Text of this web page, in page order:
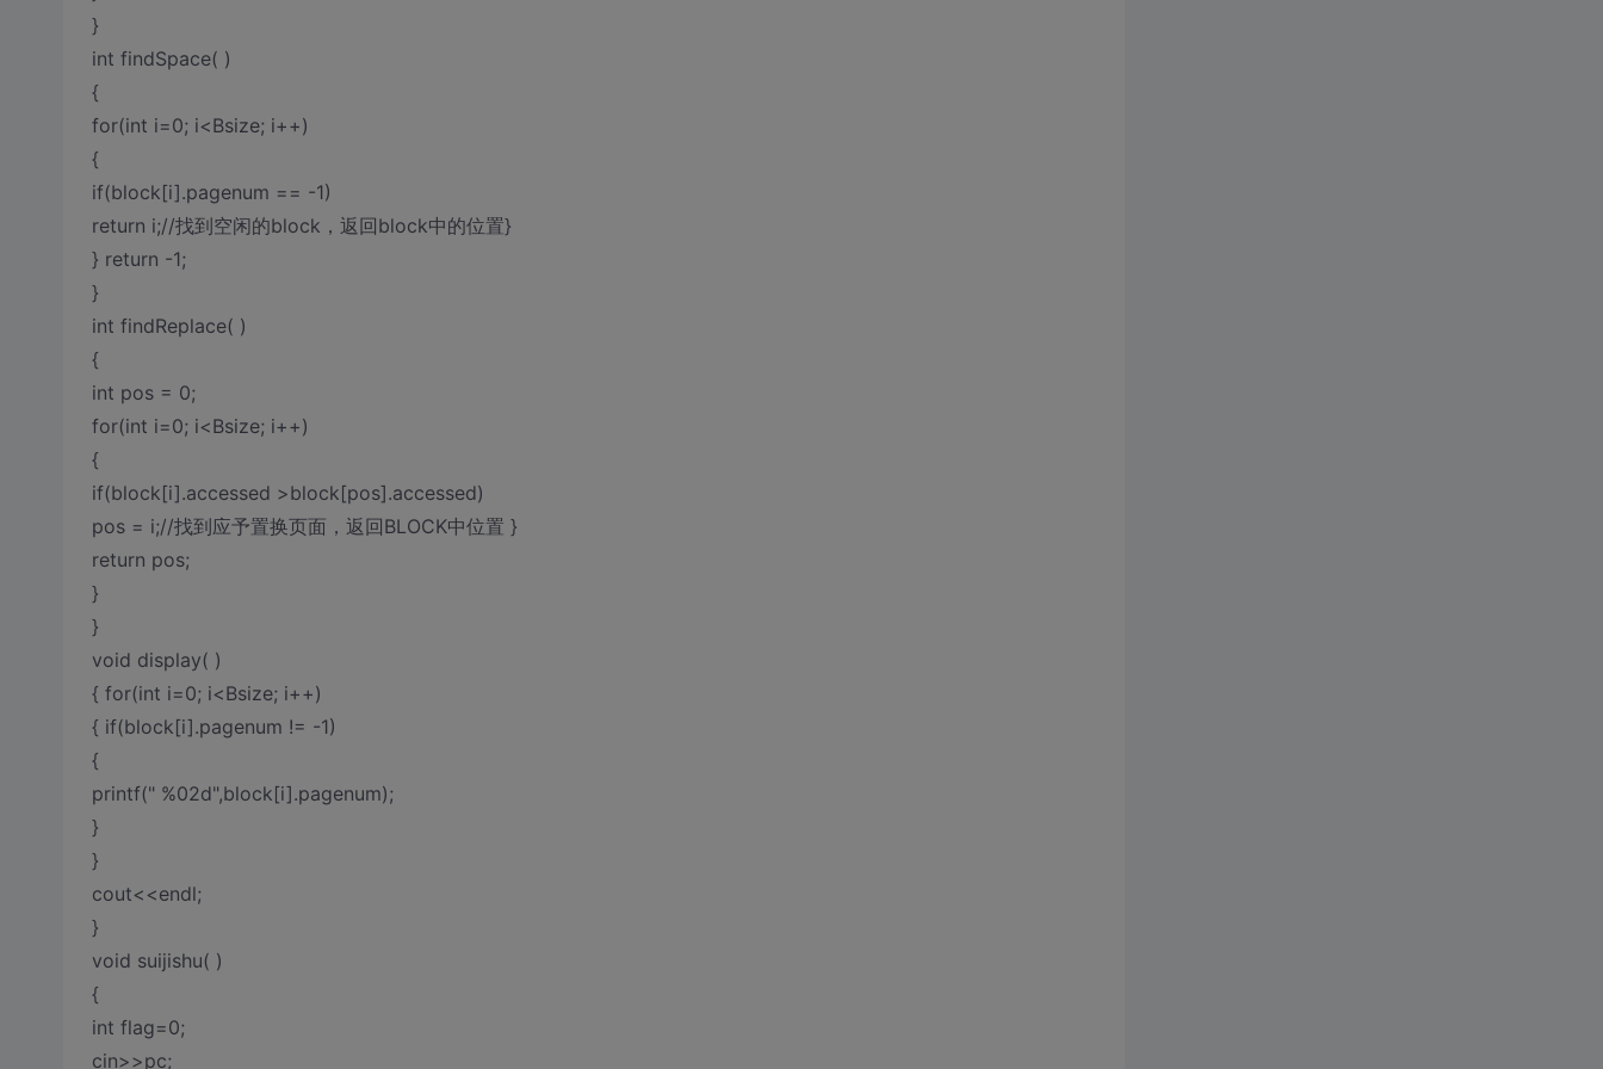
}
int findSpace( )
{
for(int i=0; i<Bsize; i++)
{
if(block[i].pagenum == -1)
return i;//找到空闲的block，返回block中的位置}
} return -1;
}
int findReplace( )
{
int pos = 0;
for(int i=0; i<Bsize; i++)
{
if(block[i].accessed >block[pos].accessed)
pos = i;//找到应予置换页面，返回BLOCK中位置 }
return pos;
}
}
void display( )
{ for(int i=0; i<Bsize; i++)
{ if(block[i].pagenum != -1)
{
printf(" %02d",block[i].pagenum);
}
}
cout<<endl;
}
void suijishu( )
{
int flag=0;
cin>>pc;